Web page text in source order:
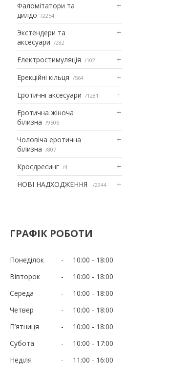
Фаломітатори та
дилдо
2254
Экстендери та
аксесуари
282
Електростимуляція 102
Ерекційні кільця 564
Еротичні аксесуари 1281
Еротична жіноча
білизна
9506
Чоловіча еротична
білизна
807
Кросдресинг 4
НОВІ НАДХОДЖЕННЯ 2944
ГРАФІК РОБОТИ
Понеділок 10:00
18:00
Вівторок
10:00
18:00
Середа
10:00
18:00
Четвер
10:00
18:00
Пʼятниця
10:00
18:00
Субота
10:00
17:00
Неділя
11:00 16:00